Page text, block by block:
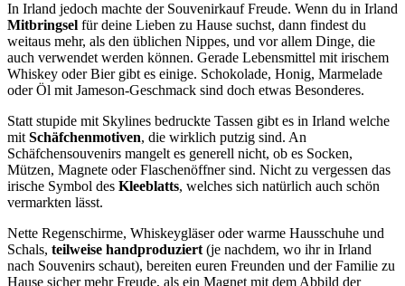
In Irland jedoch machte der Souvenirkauf Freude. Wenn du in Irland
Mitbringsel für deine Lieben zu Hause suchst, dann findest du
weitaus mehr, als den üblichen Nippes, und vor allem Dinge, die
auch verwendet werden können. Gerade Lebensmittel mit irischem
Whiskey oder Bier gibt es einige. Schokolade, Honig, Marmelade
oder Öl mit Jameson-Geschmack sind doch etwas Besonderes.
Statt stupide mit Skylines bedruckte Tassen gibt es in Irland welche
mitSchäfchenmotiven, die wirklich putzig sind. An
Schäfchensouvenirs mangelt es generell nicht, ob es Socken,
Mützen, Magnete oder Flaschenöffner sind. Nicht zu vergessen das
irische Symbol des Kleeblatts, welches sich natürlich auch schön
vermarkten lässt.
Nette Regenschirme, Whiskeygläser oder warme Hausschuhe und
Schals, teilweise handproduziert(je nachdem, wo ihr in Irland
nach Souvenirs schaut), bereiten euren Freunden und der Familie zu
Hause sicher mehr Freude, als ein Magnet mit dem Abbild der